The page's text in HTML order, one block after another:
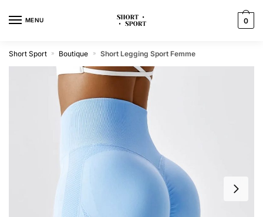
MENU 0
Short Sport » Boutique » Short Legging Sport Femme